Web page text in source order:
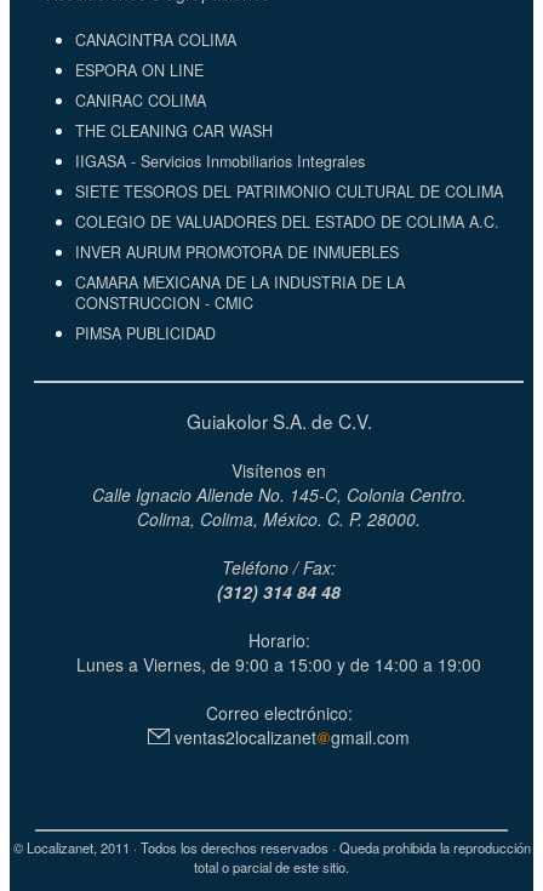
CANACINTRA COLIMA
ESPORA ON LINE
CANIRAC COLIMA
THE CLEANING CAR WASH
IIGASA - Servicios Inmobiliarios Integrales
SIETE TESOROS DEL PATRIMONIO CULTURAL DE COLIMA
COLEGIO DE VALUADORES DEL ESTADO DE COLIMA A.C.
INVER AURUM PROMOTORA DE INMUEBLES
CAMARA MEXICANA DE LA INDUSTRIA DE LA
CONSTRUCCION - CMIC
PIMSA PUBLICIDAD
Guiakolor S.A. de C.V.
Visítenos en
Calle Ignacio Allende No. 145-C, Colonia Centro.
Colima, Colima, México. C. P. 28000.
Teléfono / Fax:
(312) 314 84 48
Horario:
Lunes a Viernes, de 9:00 a 15:00 y de 14:00 a 19:00
Correo electrónico:
ventas2localizanet
gmail.com
© Localizanet, 2011 · Todos los derechos reservados · Queda prohibida la reproducción
total o parcial de este sitio.